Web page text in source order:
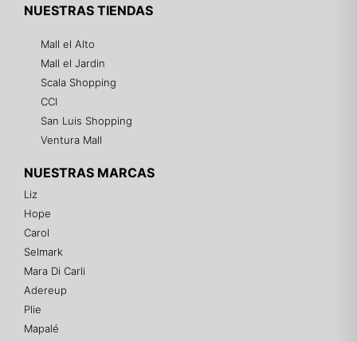
NUESTRAS TIENDAS
Mall el Alto
Mall el Jardin
Scala Shopping
CCI
San Luis Shopping
Ventura Mall
NUESTRAS MARCAS
Liz
Hope
Carol
Selmark
Mara Di Carli
Adereup
Plie
Mapalé
¡Hola! 👋
Gracias por visitarnos. Te asesoramos
personalmente con tu compra: tallas, envíos y